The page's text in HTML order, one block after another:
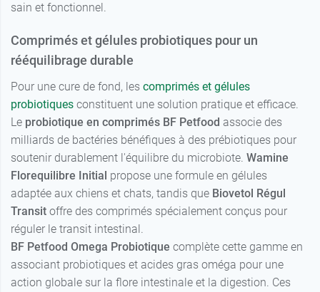
sain et fonctionnel.
Comprimés et gélules probiotiques pour un
rééquilibrage durable
Pour une cure de fond, les comprimés et gélules
probiotiques constituent une solution pratique et efficace.
Le probiotique en comprimés BF Petfood associe des
milliards de bactéries bénéfiques à des prébiotiques pour
soutenir durablement l'équilibre du microbiote. Wamine
Florequilibre Initial propose une formule en gélules
adaptée aux chiens et chats, tandis que Biovetol Régul
Transit offre des comprimés spécialement conçus pour
réguler le transit intestinal.
BF Petfood Omega Probiotique complète cette gamme en
associant probiotiques et acides gras oméga pour une
action globale sur la flore intestinale et la digestion. Ces